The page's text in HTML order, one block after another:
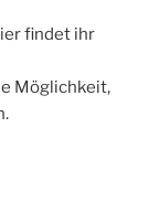
findet ihr
Möglichkeit,